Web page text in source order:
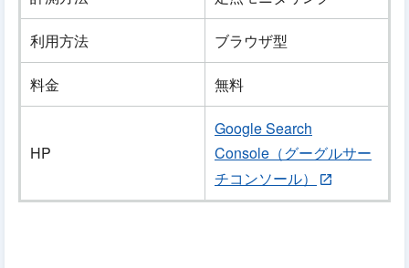
利用方法 ブラウザ型
料金 無料
HP
Google Search
Console（グーグルサー
チコンソール）